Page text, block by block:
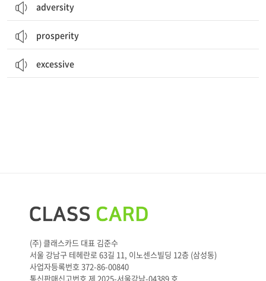
adversity
prosperity
excessive
(주) 클래스카드 대표 김준수
서울 강남구 테헤란로 63길 11, 이노센스빌딩 12층 (삼성동)
사업자등록번호 372-86-00840
통신판매신고번호 제 2025-서울강남-04389 호